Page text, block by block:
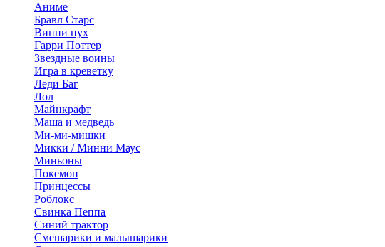
Аниме
Бравл Старс
Винни пух
Гарри Поттер
Звездные воины
Игра в креветку
Леди Баг
Лол
Майнкрафт
Маша и медведь
Ми-ми-мишки
Микки / Минни Маус
Миньоны
Покемон
Принцессы
Роблокс
Свинка Пеппа
Синий трактор
Смешарики и малышарики